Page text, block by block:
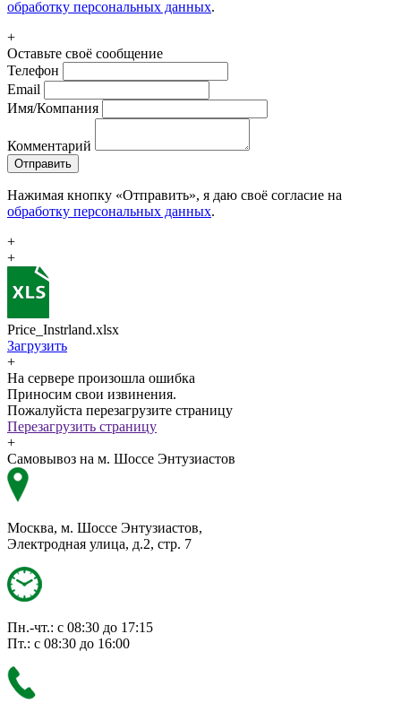
обработку персональных данных.
+
Оставьте своё сообщение
Телефон
Email
Имя/Компания
Комментарий
Отправить
Нажимая кнопку «Отправить», я даю своё согласие на
обработку персональных данных.
+
+
Price_Instrland.xlsx
Загрузить
+
На сервере произошла ошибка
Приносим свои извинения.
Пожалуйста перезагрузите страницу
Перезагрузить страницу
+
Самовывоз на м. Шоссе Энтузиастов
Москва, м. Шоссе Энтузиастов,
Электродная улица, д.2, стр. 7
Пн.-чт.: с 08:30 до 17:15
Пт.: с 08:30 до 16:00